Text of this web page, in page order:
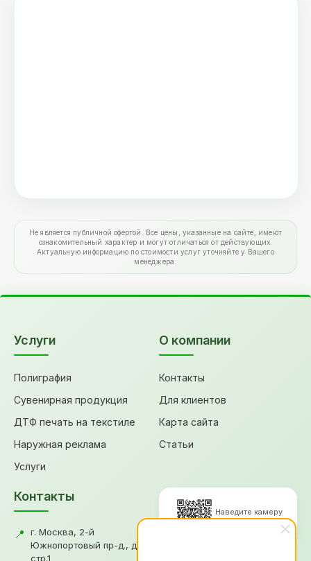
Не является публичной офертой. Все цены, указанные на сайте, имеют
ознакомительный характер и могут отличаться от действующих.
Актуальную информацию по стоимости услуг уточняйте у Вашего
менеджера.
Услуги
Полиграфия
Сувенирная продукция
ДТФ печать на текстиле
Наружная реклама
Услуги
О компании
Контакты
Для клиентов
Карта сайта
Статьи
Контакты
📍
г. Москва, 2-й
Южнопортовый пр-д., д.18,
стр.1
Наведите камеру
для перехода